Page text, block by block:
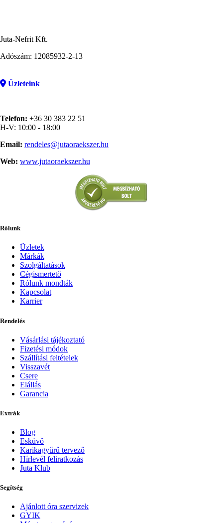
Juta-Nefrit Kft.
Adószám: 12085932-2-13
Üzleteink
Telefon: +36 30 383 22 51
H-V: 10:00 - 18:00
Email: rendeles@jutaoraekszer.hu
Web: www.jutaoraekszer.hu
Rólunk
Üzletek
Márkák
Szolgáltatások
Cégismertető
Rólunk mondták
Kapcsolat
Karrier
Rendelés
Vásárlási tájékoztató
Fizetési módok
Szállítási feltételek
Visszavét
Csere
Elállás
Garancia
Extrák
Blog
Esküvő
Karikagyűrű tervező
Hírlevél feliratkozás
Juta Klub
Segítség
Ajánlott óra szervizek
GYIK